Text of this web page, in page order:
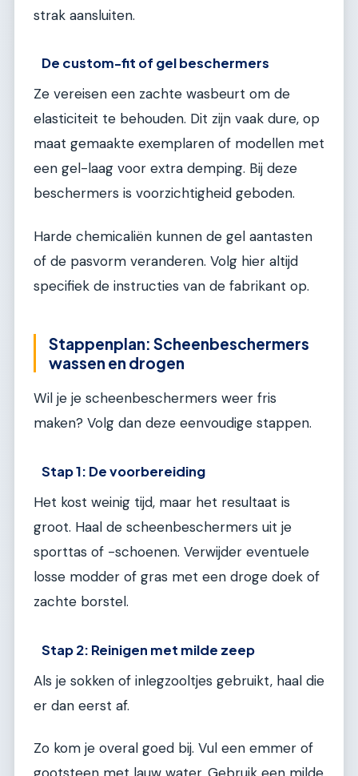
strak aansluiten.
De custom-fit of gel beschermers
Ze vereisen een zachte wasbeurt om de
elasticiteit te behouden. Dit zijn vaak dure, op
maat gemaakte exemplaren of modellen met
een gel-laag voor extra demping. Bij deze
beschermers is voorzichtigheid geboden.
Harde chemicaliën kunnen de gel aantasten
of de pasvorm veranderen. Volg hier altijd
specifiek de instructies van de fabrikant op.
Stappenplan: Scheenbeschermers
wassen en drogen
Wil je je scheenbeschermers weer fris
maken? Volg dan deze eenvoudige stappen.
Stap 1: De voorbereiding
Het kost weinig tijd, maar het resultaat is
groot. Haal de scheenbeschermers uit je
sporttas of -schoenen. Verwijder eventuele
losse modder of gras met een droge doek of
zachte borstel.
Stap 2: Reinigen met milde zeep
Als je sokken of inlegzooltjes gebruikt, haal die
er dan eerst af.
Zo kom je overal goed bij. Vul een emmer of